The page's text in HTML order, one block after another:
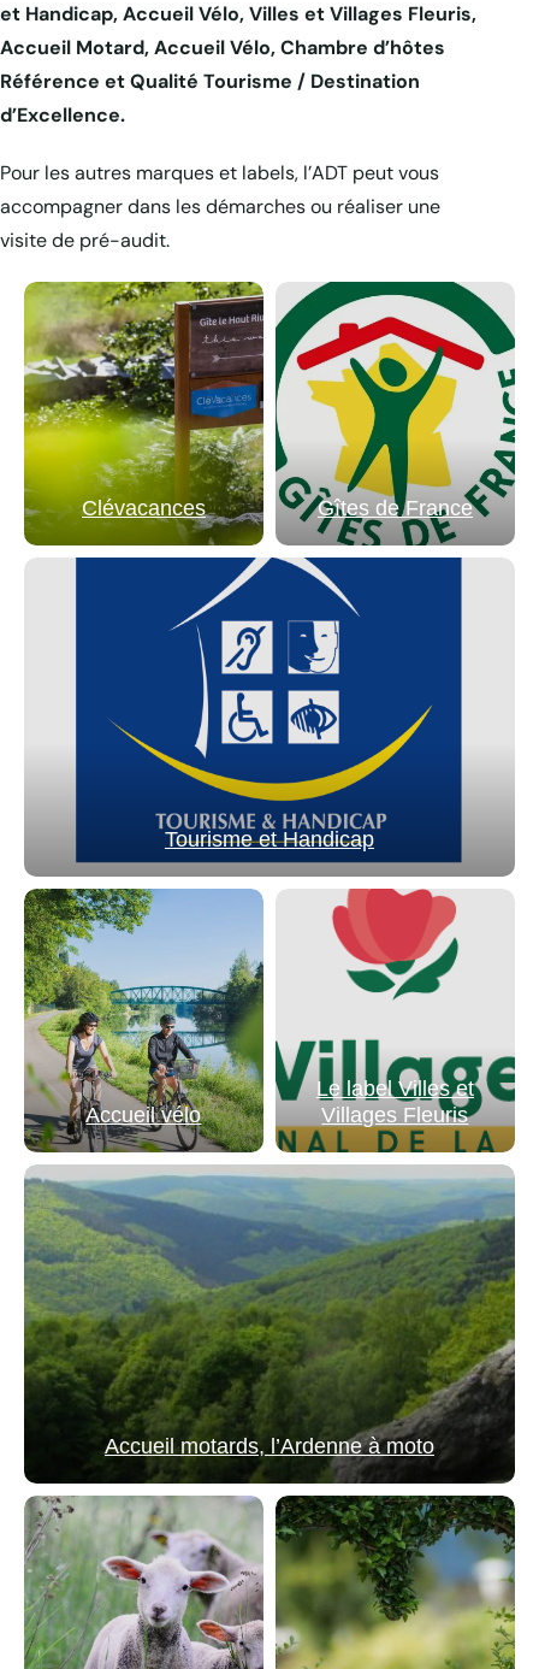
et Handicap, Accueil Vélo, Villes et Villages Fleuris,
Accueil Motard, Accueil Vélo, Chambre d’hôtes
Référence et Qualité Tourisme / Destination
d’Excellence.
Pour les autres marques et labels, l’ADT peut vous
accompagner dans les démarches ou réaliser une
visite de pré-audit.
Clévacances Gîtes de France
Tourisme et Handicap
Accueil vélo
Le label Villes et
Villages Fleuris
Accueil motards, l’Ardenne à moto